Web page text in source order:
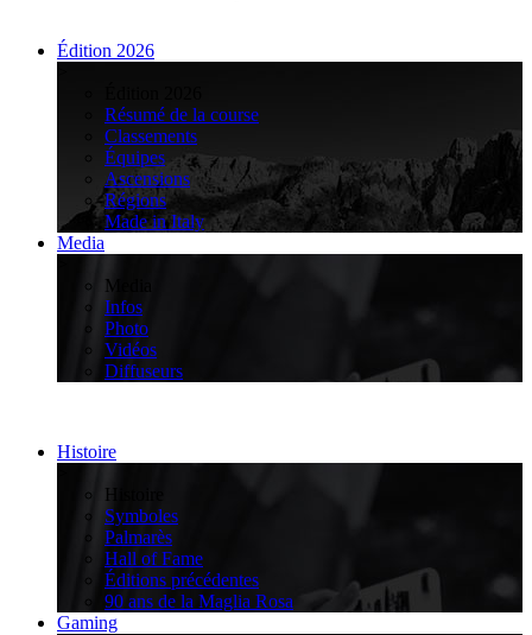
Édition 2026
Résumé de la course
Classements
Équipes
Ascensions
Régions
Made in Italy
Media
Media
Infos
Photo
Vidéos
Diffuseurs
Histoire
Histoire
Symboles
Palmarès
Hall of Fame
Éditions précédentes
90 ans de la Maglia Rosa
Gaming